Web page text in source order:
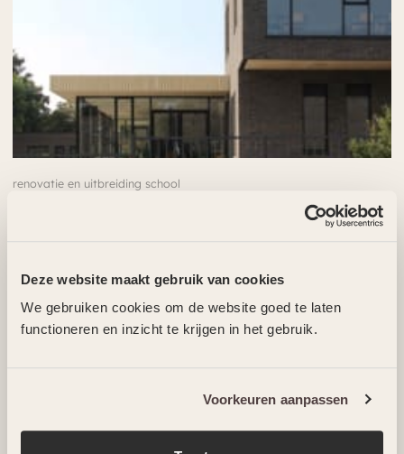
Deze website maakt gebruik van cookies
We gebruiken cookies om de website goed te laten
functioneren en inzicht te krijgen in het gebruik.
Voorkeuren aanpassen
renovatie en uitbreiding school